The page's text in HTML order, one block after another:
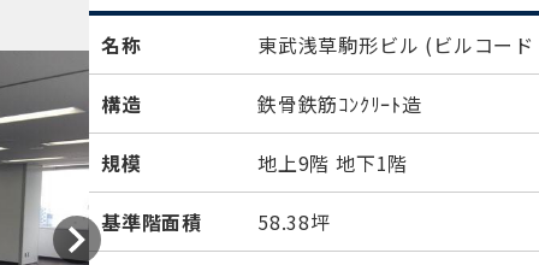
名称 東武浅草駒形ビル (ビルコー
構造 鉄骨鉄筋ｺﾝｸﾘｰﾄ造
規模 地上9階 地下1階
基準階面積 58.38坪